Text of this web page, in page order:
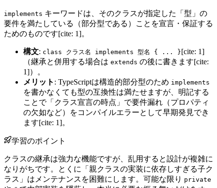
implements キーワードは、そのクラスが指定した「型」の
要件を満たしている（部分型である）ことを宣言・保証する
ためのものです[cite: 1]。
構文: class クラス名 implements 型名 { ... }[cite: 1]
（継承と併用する場合は extends の後に書きます[cite:
1]）。
メリット : TypeScriptは構造的部分型のため implements
を書かなくても型の互換性は満たせますが、明記する
ことで「クラス宣言の時点」で要件漏れ（プロパティ
の欠如など）をコンパイルエラーとして早期発見でき
ます[cite: 1]。
学習のポイント
クラスの継承は強力な機能ですが、乱用すると設計が複雑に
なりがちです。とくに「親クラスの実装に依存しすぎる子ク
ラス」はメンテナンスを困難にします。可能な限り private